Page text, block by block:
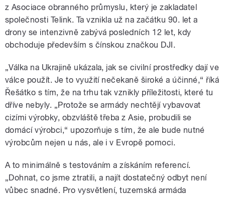
z Asociace obranného průmyslu, který je zakladatel
společnosti Telink. Ta vznikla už na začátku 90. let a
drony se intenzivně zabývá posledních 12 let, kdy
obchoduje především s čínskou značkou DJI.
„Válka na Ukrajině ukázala, jak se civilní prostředky dají ve
válce použít. Je to využití nečekaně široké a účinné,“ říká
Řešátko s tím, že na trhu tak vznikly příležitosti, které tu
dříve nebyly. „Protože se armády nechtějí vybavovat
cizími výrobky, obzvláště třeba z Asie, probudili se
domácí výrobci,“ upozorňuje s tím, že ale bude nutné
výrobcům nejen u nás, ale i v Evropě pomoci.
A to minimálně s testováním a získáním referencí.
„Dohnat, co jsme ztratili, a najít dostatečný odbyt není
vůbec snadné. Pro vysvětlení, tuzemská armáda